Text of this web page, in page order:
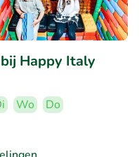
Happy Italy
Wo
Do